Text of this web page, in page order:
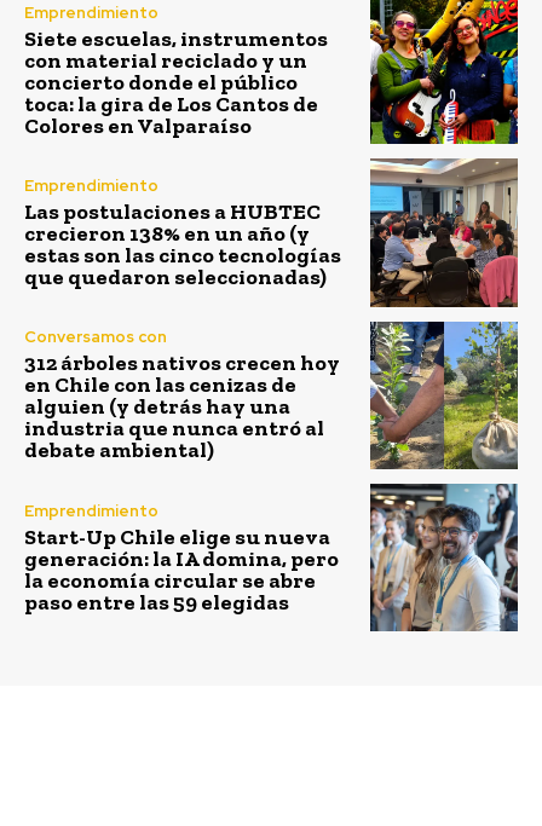
Emprendimiento
Siete escuelas, instrumentos
con material reciclado y un
concierto donde el público
toca: la gira de Los Cantos de
Colores en Valparaíso
Emprendimiento
Las postulaciones a HUBTEC
crecieron 138% en un año (y
estas son las cinco tecnologías
que quedaron seleccionadas)
Conversamos con
312 árboles nativos crecen hoy
en Chile con las cenizas de
alguien (y detrás hay una
industria que nunca entró al
debate ambiental)
Emprendimiento
Start-Up Chile elige su nueva
generación: la IA domina, pero
la economía circular se abre
paso entre las 59 elegidas